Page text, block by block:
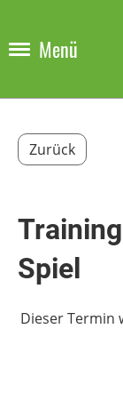
Menü
Zurück
Spiel
Dieser Termin